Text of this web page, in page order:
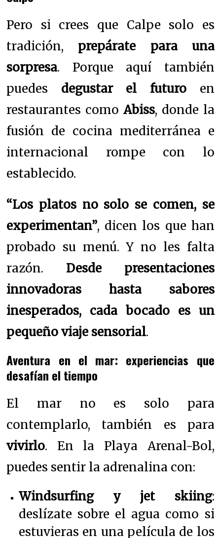
Pero si crees que Calpe solo es
tradición, prepárate para una
sorpresa. Porque aquí también
puedes degustar el futuro en
restaurantes como Abiss, donde la
fusión de cocina mediterránea e
internacional rompe con lo
establecido.
“Los platos no solo se comen, se
experimentan”, dicen los que han
probado su menú. Y no les falta
razón. Desde presentaciones
innovadoras hasta sabores
inesperados, cada bocado es un
pequeño viaje sensorial.
Aventura en el mar: experiencias que
desafían el tiempo
El mar no es solo para
contemplarlo, también es para
vivirlo. En la Playa Arenal-Bol,
puedes sentir la adrenalina con:
Windsurfing y jet skiing:
deslízate sobre el agua como si
estuvieras en una película de los